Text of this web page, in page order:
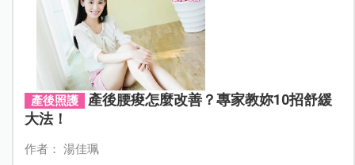
產後照護
產後腰痠怎麼改善？專家教妳10招舒緩
大法！
作者： 湯佳珮